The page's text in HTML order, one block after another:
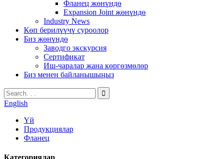
Фланец жөнүндө
Expansion Joint жөнүндө
Industry News
Көп берилүүчү суроолор
Биз жөнүндө
Заводго экскурсия
Сертификат
Иш-чаралар жана көргөзмөлөр
Биз менен байланышыңыз
English
Үй
Продукциялар
Фланец